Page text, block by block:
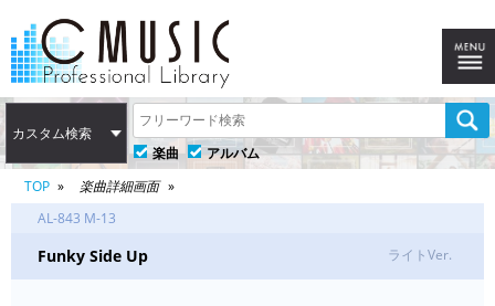
カスタム検索
楽曲
アルバム
TOP
楽曲詳細画面
AL-843 M-13
Funky Side Up ライトVer.